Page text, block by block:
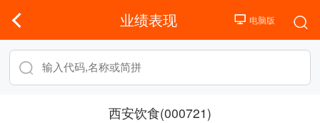
业绩表现
西安饮食(000721)